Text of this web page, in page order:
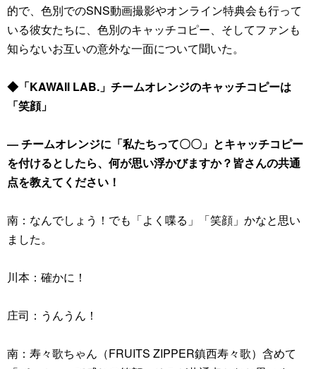
的で、色別でのSNS動画撮影やオンライン特典会も行って
いる彼女たちに、色別のキャッチコピー、そしてファンも
知らないお互いの意外な一面について聞いた。
◆「KAWAII LAB.」チームオレンジのキャッチコピーは
「笑顔」
― チームオレンジに「私たちって〇〇」とキャッチコピー
を付けるとしたら、何が思い浮かびますか？皆さんの共通
点を教えてください！
南：なんでしょう！でも「よく喋る」「笑顔」かなと思い
ました。
川本：確かに！
庄司：うんうん！
南：寿々歌ちゃん（FRUITS ZIPPER鎮西寿々歌）含めて